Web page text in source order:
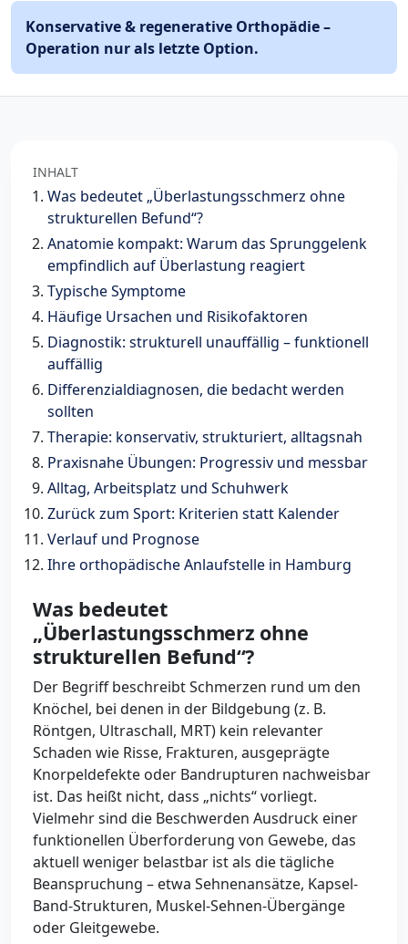
Konservative & regenerative Orthopädie –
Operation nur als letzte Option.
INHALT
Was bedeutet „Überlastungsschmerz ohne
strukturellen Befund“?
Anatomie kompakt: Warum das Sprunggelenk
empfindlich auf Überlastung reagiert
Typische Symptome
Häufige Ursachen und Risikofaktoren
Diagnostik: strukturell unauffällig – funktionell
auffällig
Differenzialdiagnosen, die bedacht werden
sollten
Therapie: konservativ, strukturiert, alltagsnah
Praxisnahe Übungen: Progressiv und messbar
Alltag, Arbeitsplatz und Schuhwerk
Zurück zum Sport: Kriterien statt Kalender
Verlauf und Prognose
Ihre orthopädische Anlaufstelle in Hamburg
Was bedeutet
„Überlastungsschmerz ohne
strukturellen Befund“?
Der Begriff beschreibt Schmerzen rund um den
Knöchel, bei denen in der Bildgebung (z. B.
Röntgen, Ultraschall, MRT) kein relevanter
Schaden wie Risse, Frakturen, ausgeprägte
Knorpeldefekte oder Bandrupturen nachweisbar
ist. Das heißt nicht, dass „nichts“ vorliegt.
Vielmehr sind die Beschwerden Ausdruck einer
funktionellen Überforderung von Gewebe, das
aktuell weniger belastbar ist als die tägliche
Beanspruchung – etwa Sehnenansätze, Kapsel-
Band-Strukturen, Muskel-Sehnen-Übergänge
oder Gleitgewebe.